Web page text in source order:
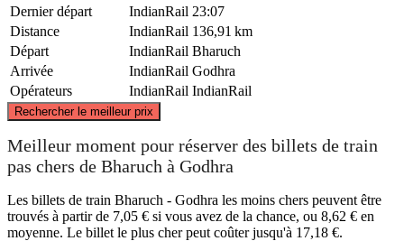
Dernier départ
IndianRail 23:07
Distance
IndianRail 136,91 km
Départ
IndianRail Bharuch
Arrivée
IndianRail Godhra
Opérateurs
IndianRail IndianRail
Rechercher le meilleur prix
©CARTO, ©
Meilleur moment pour réserver des billets de train
pas chers de Bharuch à Godhra
Les billets de train Bharuch - Godhra les moins chers peuvent être
trouvés à partir de 7,05 € si vous avez de la chance, ou 8,62 € en
moyenne. Le billet le plus cher peut coûter jusqu'à 17,18 €.